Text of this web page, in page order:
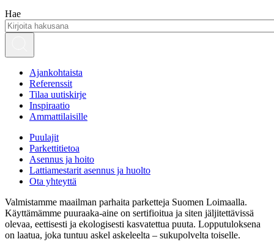
Hae
Ajankohtaista
Referenssit
Tilaa uutiskirje
Inspiraatio
Ammattilaisille
Puulajit
Parkettitietoa
Asennus ja hoito
Lattiamestarit asennus ja huolto
Ota yhteyttä
Valmistamme maailman parhaita parketteja Suomen Loimaalla.
Käyttämämme puuraaka-aine on sertifioitua ja siten jäljitettävissä
olevaa, eettisesti ja ekologisesti kasvatettua puuta. Lopputuloksena
on laatua, joka tuntuu askel askeleelta – sukupolvelta toiselle.